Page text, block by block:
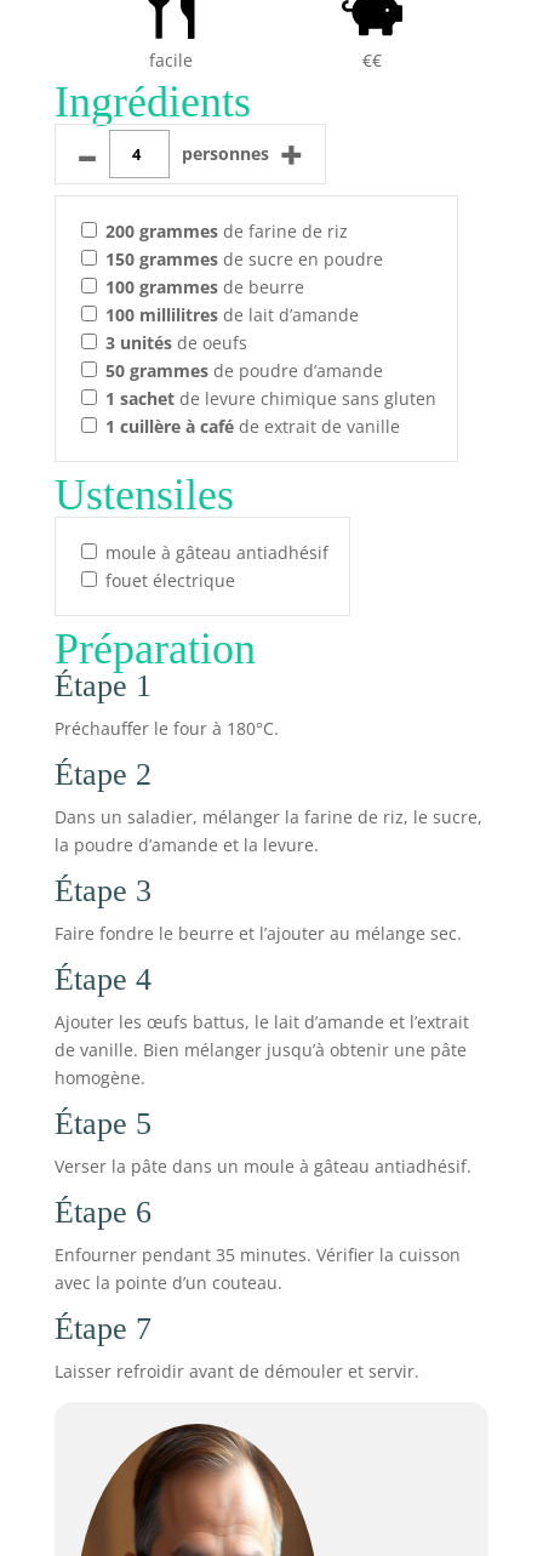
facile €€
Ingrédients
– personnes +
200 grammesde farine de riz
150 grammesde sucre en poudre
100 grammesde beurre
100 millilitresde lait d’amande
3 unitésde oeufs
50 grammesde poudre d’amande
1 sachetde levure chimique sans gluten
1 cuillère à caféde extrait de vanille
Ustensiles
moule à gâteau antiadhésif
fouet électrique
Préparation
Étape 1
Préchauffer le four à 180°C.
Étape 2
Dans un saladier, mélanger la farine de riz, le sucre,
la poudre d’amande et la levure.
Étape 3
Faire fondre le beurre et l’ajouter au mélange sec.
Étape 4
Ajouter les œufs battus, le lait d’amande et l’extrait
de vanille. Bien mélanger jusqu’à obtenir une pâte
homogène.
Étape 5
Verser la pâte dans un moule à gâteau antiadhésif.
Étape 6
Enfourner pendant 35 minutes. Vérifier la cuisson
avec la pointe d’un couteau.
Étape 7
Laisser refroidir avant de démouler et servir.